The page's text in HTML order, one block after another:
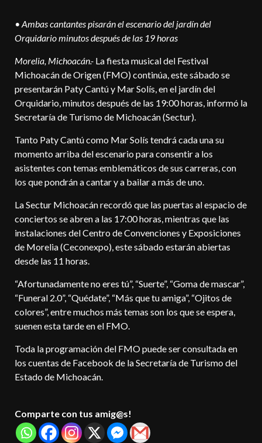
• Ambas cantantes pisarán el escenario del jardín del
Orquidario minutos después de las 19 horas
Morelia, Michoacán.- La fiesta musical del Festival
Michoacán de Origen (FMO) continúa, este sábado se
presentarán Paty Cantú y Mar Solís, en el jardín del
Orquidario, minutos después de las 19:00 horas, informó la
Secretaría de Turismo de Michoacán (Sectur).
Tanto Paty Cantú como Mar Solís tendrá cada una su
momento arriba del escenario para consentir a los
asistentes con temas emblemáticos de sus carreras, con
los que pondrán a cantar y a bailar a más de uno.
La Sectur Michoacán recordó que las puertas al espacio de
conciertos se abren a las 17:00 horas, mientras que las
instalaciones del Centro de Convenciones y Exposiciones
de Morelia (Ceconexpo), este sábado estarán abiertas
desde las 11 horas.
“Afortunadamente no eres tú”, “Suerte”, “Goma de mascar”,
“Funeral 2.0”, “Quédate”, “Más que tu amiga”, “Ojitos de
colores”, entre muchos más temas son los que se espera,
suenen esta tarde en el FMO.
Toda la programación del FMO puede ser consultada en
los cuentas de Facebook de la Secretaría de Turismo del
Estado de Michoacán.
Comparte con tus amig@s!